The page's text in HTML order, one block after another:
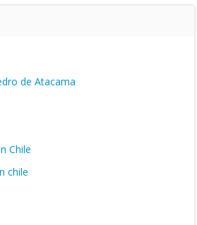
de Atacama
Chile
chile